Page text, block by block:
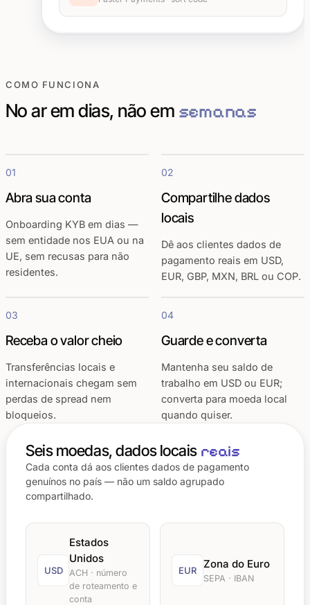
COMO FUNCIONA
No ar em dias, não em semanas
01
Abra sua conta
Onboarding KYB em dias —
sem entidade nos EUA ou na
UE, sem recusas para não
residentes.
02
Compartilhe dados
locais
Dê aos clientes dados de
pagamento reais em USD,
EUR, GBP, MXN, BRL ou COP.
03
Receba o valor cheio
Transferências locais e
internacionais chegam sem
perdas de spread nem
bloqueios.
04
Guarde e converta
Mantenha seu saldo de
trabalho em USD ou EUR;
converta para moeda local
quando quiser.
Seis moedas, dados locais reais
Cada conta dá aos clientes dados de pagamento
genuínos no país — não um saldo agrupado
compartilhado.
USD
Estados
Unidos
ACH · número
de roteamento e
conta
EUR Zona do Euro
SEPA · IBAN